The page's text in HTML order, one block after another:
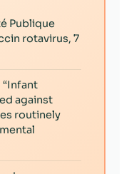
Publique
rotavirus, 7
“Infant
against
routinely